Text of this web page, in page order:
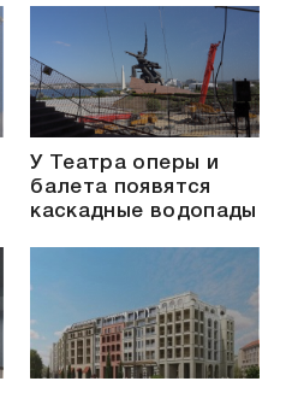
У Театра оперы и
балета появятся
каскадные водопады